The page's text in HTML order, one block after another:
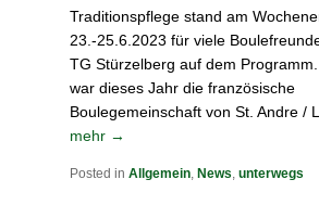
Traditionspflege stand am
23.-25.6.2023 für viele
TG Stürzelberg auf dem
war dieses Jahr die französische
Boulegemeinschaft von St. Andre /
mehr →
Posted in Allgemein, News, unterwegs